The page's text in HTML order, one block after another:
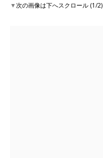
▼次の画像は下へスクロール (1/2)